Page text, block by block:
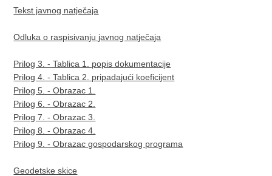
Tekst javnog natječaja
Odluka o raspisivanju javnog natječaja
Prilog 3. - Tablica 1. popis dokumentacije
Prilog 4. - Tablica 2. pripadajući koeficijent
Prilog 5. - Obrazac 1.
Prilog 6. - Obrazac 2.
Prilog 7. - Obrazac 3.
Prilog 8. - Obrazac 4.
Prilog 9. - Obrazac gospodarskog programa
Geodetske skice